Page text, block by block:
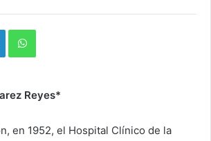
Reyes*
en 1952, el Hospital Clínico de la